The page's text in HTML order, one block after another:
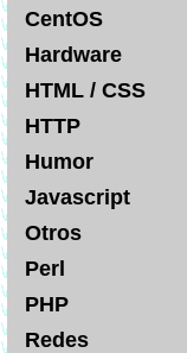
CentOS
Hardware
HTML / CSS
HTTP
Humor
Javascript
Otros
Perl
PHP
Redes